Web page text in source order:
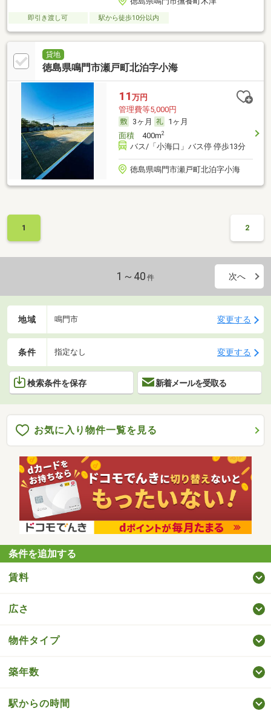
即引き渡し可 駅から徒歩10分以内
貸地
徳島県鳴門市瀬戸町北泊字小海
11 万円
管理費等5,000円
3ヶ月
1ヶ月
面積400m2
バス/「小海口」バス停 停歩13分
徳島県鳴門市瀬戸町北泊字小海
1 2
1～40 件 次へ
地域 鳴門市 変更する
条件 指定なし 変更する
検索条件を保存 新着メールを受取る
お気に入り物件一覧を見る
条件を追加する
賃料
広さ
物件タイプ
築年数
駅からの時間